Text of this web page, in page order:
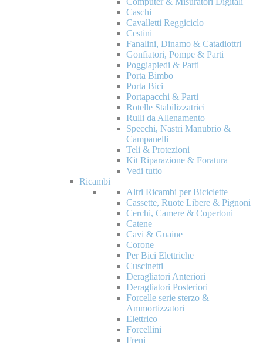
Caschi
Cavalletti Reggiciclo
Cestini
Fanalini, Dinamo & Catadiottri
Gonfiatori, Pompe & Parti
Poggiapiedi & Parti
Porta Bimbo
Porta Bici
Portapacchi & Parti
Rotelle Stabilizzatrici
Rulli da Allenamento
Specchi, Nastri Manubrio &
Campanelli
Teli & Protezioni
Kit Riparazione & Foratura
Vedi tutto
Ricambi
Altri Ricambi per Biciclette
Cassette, Ruote Libere & Pignoni
Cerchi, Camere & Copertoni
Catene
Cavi & Guaine
Corone
Per Bici Elettriche
Cuscinetti
Deragliatori Anteriori
Deragliatori Posteriori
Forcelle serie sterzo &
Ammortizzatori
Elettrico
Forcellini
Freni